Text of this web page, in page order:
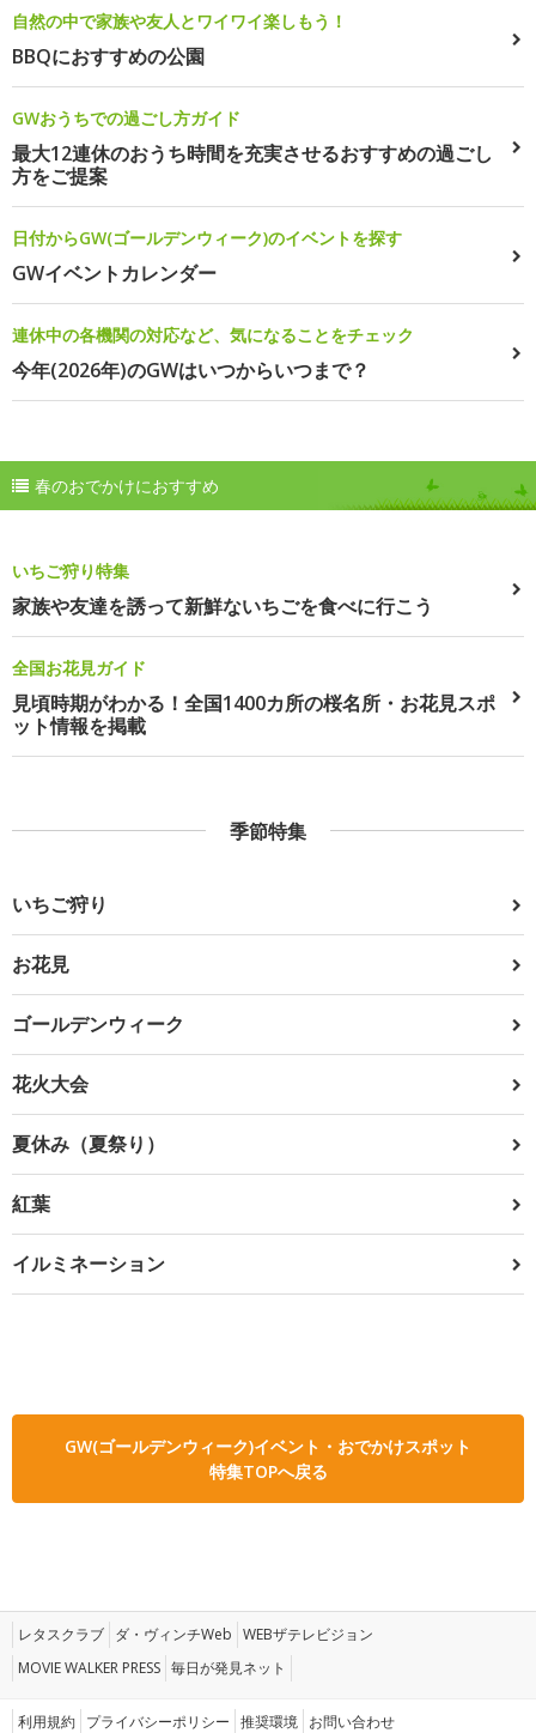
自然の中で家族や友人とワイワイ楽しもう！
BBQにおすすめの公園
GWおうちでの過ごし方ガイド
最大12連休のおうち時間を充実させるおすすめの過ごし
方をご提案
日付からGW(ゴールデンウィーク)のイベントを探す
GWイベントカレンダー
連休中の各機関の対応など、気になることをチェック
今年(2026年)のGWはいつからいつまで？
春のおでかけにおすすめ
いちご狩り特集
家族や友達を誘って新鮮ないちごを食べに行こう
全国お花見ガイド
見頃時期がわかる！全国1400カ所の桜名所・お花見スポ
ット情報を掲載
季節特集
いちご狩り
お花見
ゴールデンウィーク
花火大会
夏休み（夏祭り）
紅葉
イルミネーション
GW(ゴールデンウィーク)イベント・おでかけスポット
特集TOPへ戻る
レタスクラブ ダ・ヴィンチWeb WEBザテレビジョン
MOVIE WALKER PRESS 毎日が発見ネット
利用規約 プライバシーポリシー 推奨環境 お問い合わせ